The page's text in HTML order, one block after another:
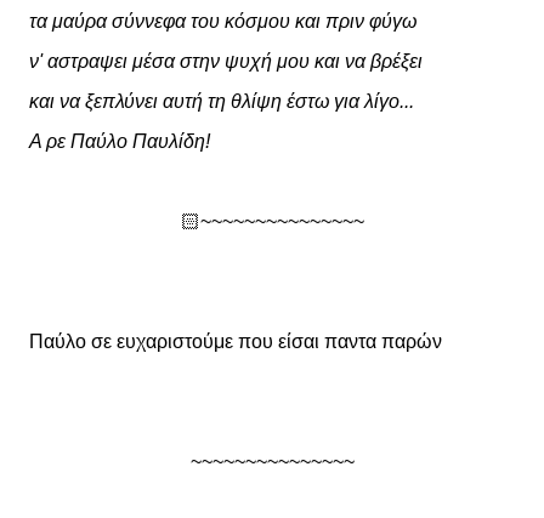
τα μαύρα σύννεφα του κόσμου και πριν φύγω
ν' αστραψει μέσα στην ψυχή μου και να βρέξει
και να ξεπλύνει αυτή τη θλίψη έστω για λίγο...
Α ρε Παύλο Παυλίδη!
🏻 ~~~~~~~~~~~~~~~
Παύλο σε ευχαριστούμε που είσαι παντα παρών
~~~~~~~~~~~~~~~